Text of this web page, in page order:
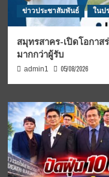
ข่าวประชาสัมพันธ์ ในป
สมุทรสาคร-เปิดโอกาส
มากกว่าผู้รับ
admin1 05/08/2026